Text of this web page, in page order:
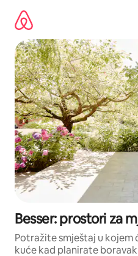
sadržaj
Besser: prostori za
Potražite smještaj u kojem
kuće kad planirate